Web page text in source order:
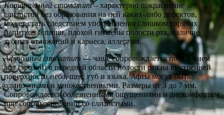
Катаральный стоматит– характерно покраснение
слизистой без образования на ней каких-либо дефектов,
может стать следствием употребления слишком горячих
напитков и пищи, плохой гигиены полости рта, наличие
зубных отложений и кариеса, аллергии.
Афтозный стоматит—чаще сопровождается появлением
афт (эрозий) в передней области полости рта на внутренней
поверхности нёба, щек, губ и языка. Афты могут быть
одиночными и множественными. Размеры от 3 до 7 мм.
Сопровождается болезненными ощущениями и дискомфортом
при соприкосновении со слизистыми.